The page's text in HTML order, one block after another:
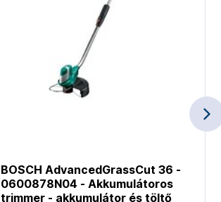
BOSCH AdvancedGrassCut 36 -
0600878N04 - Akkumulátoros
trimmer - akkumulátor és töltő